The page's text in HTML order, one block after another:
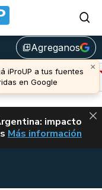
library_addAgreganos
(-1,11%)
6,48
impacto
CLARITY ACT EN
Más información